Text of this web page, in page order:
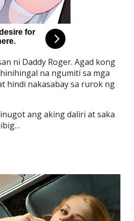
ni Daddy Roger. Agad kong
na ngumiti sa mga
hindi nakasabay sa rurok ng
ang aking daliri at saka